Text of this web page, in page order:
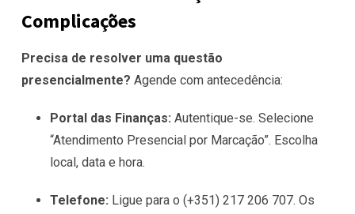
Complicações
Precisa de resolver uma questão
presencialmente? Agende com antecedência:
Portal das Finanças: Autentique-se. Selecione
“Atendimento Presencial por Marcação”. Escolha
local, data e hora.
Telefone: Ligue para o (+351) 217 206 707. Os